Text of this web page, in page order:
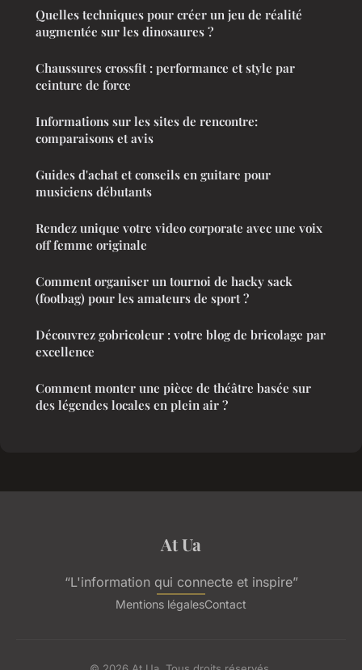
Quelles techniques pour créer un jeu de réalité
augmentée sur les dinosaures ?
Chaussures crossfit : performance et style par
ceinture de force
Informations sur les sites de rencontre:
comparaisons et avis
Guides d'achat et conseils en guitare pour
musiciens débutants
Rendez unique votre video corporate avec une voix
off femme originale
Comment organiser un tournoi de hacky sack
(footbag) pour les amateurs de sport ?
Découvrez gobricoleur : votre blog de bricolage par
excellence
Comment monter une pièce de théâtre basée sur
des légendes locales en plein air ?
At Ua
“L'information qui connecte et inspire”
Mentions légalesContact